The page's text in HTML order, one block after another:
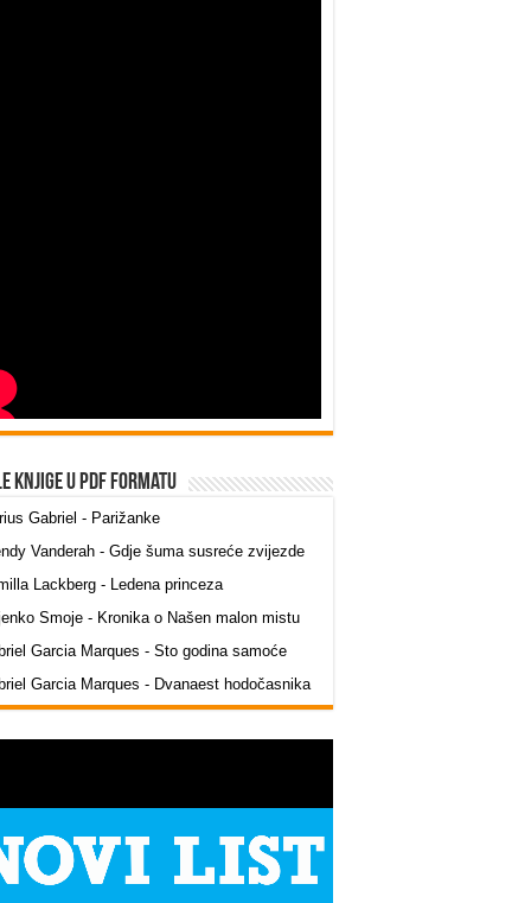
knjige u PDF formatu
Gabriel - Parižanke
Vanderah - Gdje šuma susreće zvijezde
Lackberg - Ledena princeza
Smoje - Kronika o Našen malon mistu
Garcia Marques - Sto godina samoće
Garcia Marques - Dvanaest hodočasnika